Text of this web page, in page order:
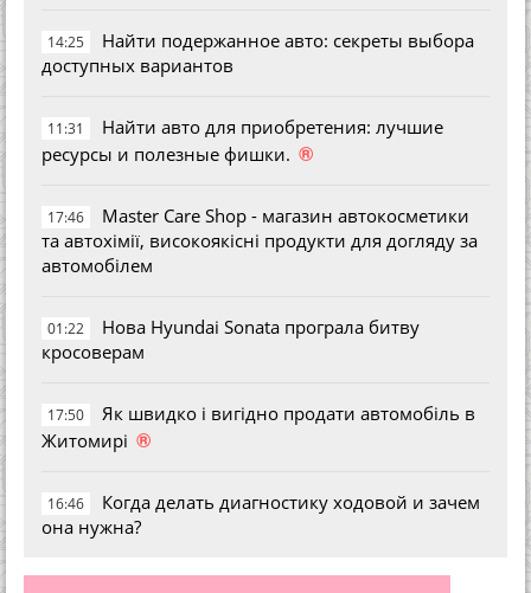
14:25
Найти подержанное авто: секреты выбора
доступных вариантов
11:31
Найти авто для приобретения: лучшие
ресурсы и полезные фишки. ®
17:46
Master Care Shop - магазин автокосметики
та автохімії, високоякісні продукти для догляду за
автомобілем
01:22
Нова Hyundai Sonata програла битву
кросоверам
17:50
Як швидко і вигідно продати автомобіль в
Житомирі ®
16:46
Когда делать диагностику ходовой и зачем
она нужна?